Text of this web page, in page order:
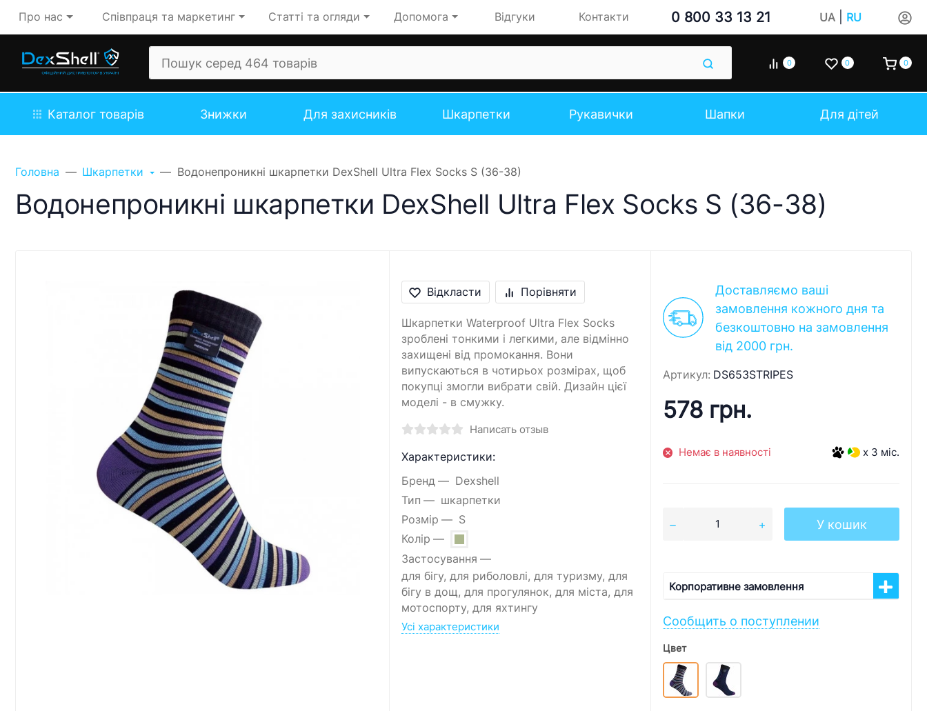
Про нас Співпраця та маркетинг Статті та огляди Допомога Відгуки Контакти 0 800 33 13 21 UA| RU
0 0 0
Каталог товарів Знижки Для захисників Шкарпетки Рукавички Шапки Для дітей
Головна Шкарпетки Водонепроникні шкарпетки DexShell Ultra Flex Socks S (36-38)
Водонепроникні шкарпетки DexShell Ultra Flex Socks S (36-38)
Відкласти Порівняти
Шкарпетки Waterproof Ultra Flex Socks
зроблені тонкими і легкими, але відмінно
захищені від промокання. Вони
випускаються в чотирьох розмірах, щоб
покупці змогли вибрати свій. Дизайн цієї
моделі - в смужку.
Написать отзыв
Характеристики:
Бренд
Dexshell
Тип
шкарпетки
Розмір
S
Колір
Застосування
для бігу, для риболовлі, для туризму, для
бігу в дощ, для прогулянок, для міста, для
мотоспорту, для яхтингу
Усі характеристики
Доставляємо ваші
замовлення кожного дня та
безкоштовно на замовлення
від 2000 грн.
Артикул: DS653STRIPES
578 грн.
Немає в наявності x 3 міс.
У кошик
Корпоративне замовлення
Сообщить о поступлении
Цвет